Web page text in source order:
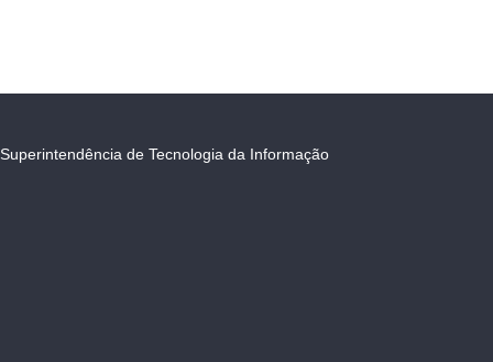
Superintendência de Tecnologia da Informação